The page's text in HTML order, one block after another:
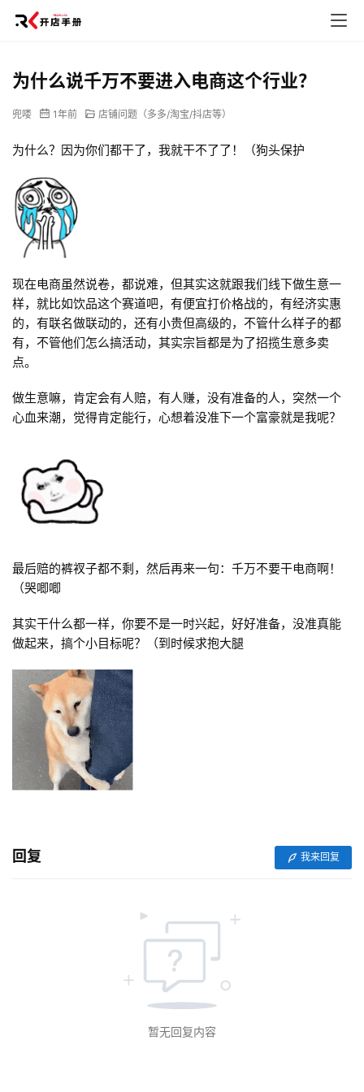
网
店
运
跨
电
商
自
媒
体
区
登录
为什么说千万不要进入电商这个行业？
兜喽 1年前 店铺问题（多多/淘宝/抖店等）
为什么？因为你们都干了，我就干不了了！（狗头保护
现在电商虽然说卷，都说难，但其实这就跟我们线下做生意一
样，就比如饮品这个赛道吧，有便宜打价格战的，有经济实惠
的，有联名做联动的，还有小贵但高级的，不管什么样子的都
有，不管他们怎么搞活动，其实宗旨都是为了招揽生意多卖
点。
做生意嘛，肯定会有人赔，有人赚，没有准备的人，突然一个
心血来潮，觉得肯定能行，心想着没准下一个富豪就是我呢？
最后赔的裤衩子都不剩，然后再来一句：千万不要干电商啊！
（哭唧唧
其实干什么都一样，你要不是一时兴起，好好准备，没准真能
做起来，搞个小目标呢？（到时候求抱大腿
回复 我来回复
暂无回复内容